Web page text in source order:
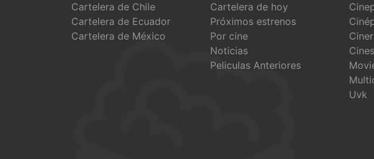
Cartelera de Chile
Cartelera de Ecuador
Cartelera de México
Cartelera de hoy
Próximos estrenos
Por cine
Noticias
Peliculas Anteriores
Uvk